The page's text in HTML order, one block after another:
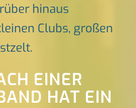
hinaus
Clubs, großen
EINER
HAT EIN